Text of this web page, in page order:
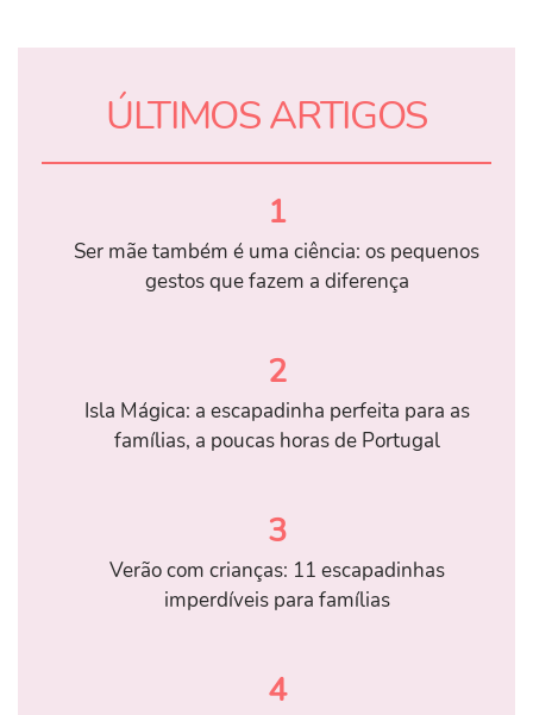
ÚLTIMOS ARTIGOS
1
Ser mãe também é uma ciência: os pequenos
gestos que fazem a diferença
2
Isla Mágica: a escapadinha perfeita para as
famílias, a poucas horas de Portugal
3
Verão com crianças: 11 escapadinhas
imperdíveis para famílias
4